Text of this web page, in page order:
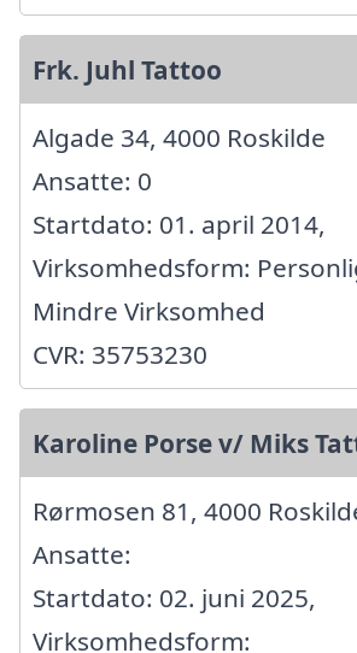
Frk. Juhl Tattoo
Algade 34, 4000 Roskilde
Ansatte: 0
Startdato: 01. april 2014,
Virksomhedsform:
Mindre Virksomhed
CVR: 35753230
Karoline Porse v/ Miks
Rørmosen 81, 4000
Ansatte:
Startdato: 02. juni 2025,
Virksomhedsform: